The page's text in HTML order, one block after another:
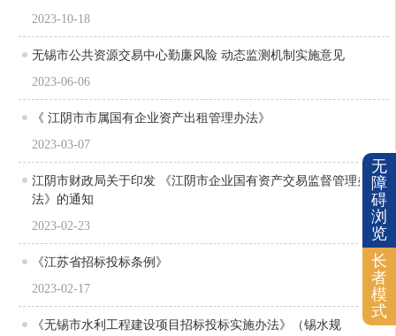
2023-10-18
无锡市公共资源交易中心勤廉风险 动态监测机制实施意见
2023-06-06
《 江阴市市属国有企业资产出租管理办法》
2023-03-07
江阴市财政局关于印发 《江阴市企业国有资产交易监督管理办
法》的通知
2023-02-23
《江苏省招标投标条例》
2023-02-17
《无锡市水利工程建设项目招标投标实施办法》（锡水规
无
障
碍
浏
览
长
者
模
式